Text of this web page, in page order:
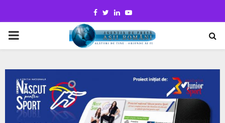
Facebook
TwitterLinkedinYoutube
PRIMARY